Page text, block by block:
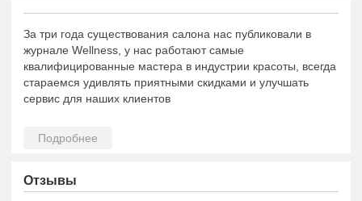
За три года существования салона нас публиковали в
журнале Wellness, у нас работают самые
квалифицированные мастера в индустрии красоты, всегда
стараемся удивлять приятными скидками и улучшать
сервис для наших клиентов
Отзывы